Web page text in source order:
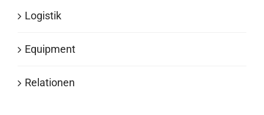
Logistik
Equipment
Relationen